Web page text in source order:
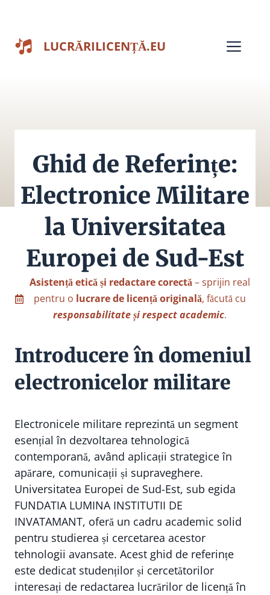
conținut
LUCRĂRILICENȚĂ.EU
Ghid de Referințe:
Electronice Militare
la Universitatea
Europei de Sud-Est
Asistență etică și redactare corectă– sprijin real
pentru o lucrare de licență originală, făcută cu
responsabilitate și respect academic.
Introducere în domeniul
electronicelor militare
Electronicele militare reprezintă un segment
esențial în dezvoltarea tehnologică
contemporană, având aplicații strategice în
apărare, comunicații și supraveghere.
Universitatea Europei de Sud-Est, sub egida
FUNDATIA LUMINA INSTITUTII DE
INVATAMANT, oferă un cadru academic solid
pentru studierea și cercetarea acestor
tehnologii avansate. Acest ghid de referințe
este dedicat studenților și cercetătorilor
interesați de redactarea lucrărilor de licență în